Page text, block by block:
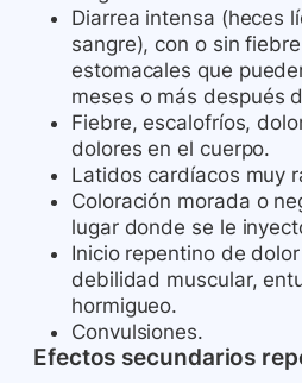
Diarrea intensa (heces
sangre), con o sin
estomacales que
meses o más después
Fiebre, escalofríos,
dolores en el cuerpo.
Latidos cardíacos muy
Coloración morada o
lugar donde se le
Inicio repentino de
debilidad muscular,
hormigueo.
Convulsiones.
Efectos secundarios